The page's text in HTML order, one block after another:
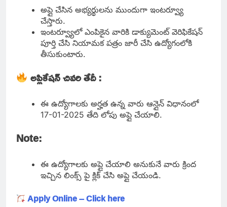
అప్లై చేసిన అభ్యర్థులను ముందుగా ఇంటర్వ్యూ
చేస్తారు.
ఇంటర్వ్యూలో ఎంపికైన వారికి డాక్యుమెంట్ వెరిఫికేషన్
పూర్తి చేసి నియామక పత్రం జారీ చేసి ఉద్యోగంలోకి
తీసుకుంటారు.
అప్లికేషన్ చివరి తేదీ :
ఈ ఉద్యోగాలకు అర్హత ఉన్న వారు ఆన్లైన్ విధానంలో
17-01-2025 తేది లోపు అప్లై చేయాలి.
Note:
ఈ ఉద్యోగాలకు అప్లై చేయాలి అనుకునే వారు క్రింద
ఇచ్చిన లింక్స్ పై క్లిక్ చేసి అప్లై చేయండి.
Apply Online – Click here